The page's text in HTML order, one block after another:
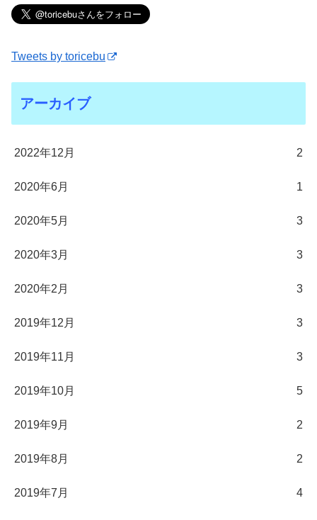
Tweets by toricebu
アーカイブ
2022年12月 2
2020年6月 1
2020年5月 3
2020年3月 3
2020年2月 3
2019年12月 3
2019年11月 3
2019年10月 5
2019年9月 2
2019年8月 2
2019年7月 4